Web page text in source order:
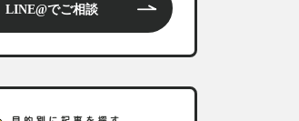
LINE@でご相談